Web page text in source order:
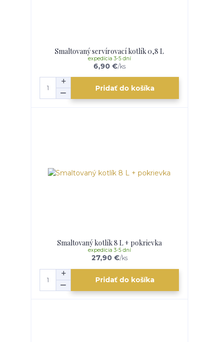
Smaltovaný servírovací kotlík 0,8 L
6,90 €/ks
expedícia 3-5 dní
Pridať do košíka
Smaltovaný kotlík 8 L + pokrievka
27,90 €/ks
expedícia 3-5 dní
Pridať do košíka